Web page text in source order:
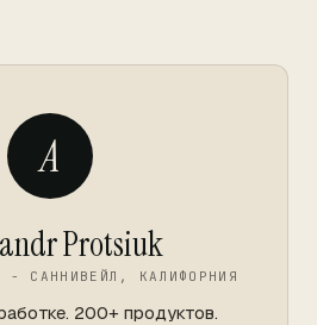
A
Protsiuk
- САННИВЕЙЛ, КАЛИФОРНИЯ
200+ продуктов.